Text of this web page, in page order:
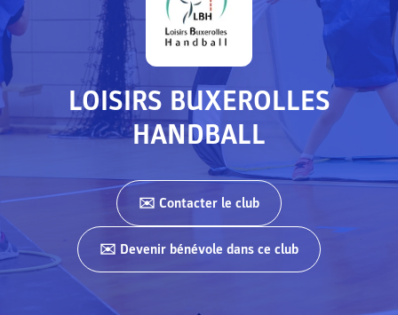
LOISIRS BUXEROLLES
HANDBALL
✉️ Contacter le club
✉️ Devenir bénévole dans ce club